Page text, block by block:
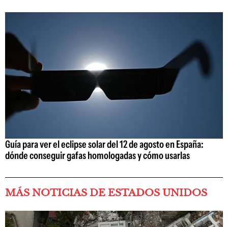
Guía para ver el eclipse solar del 12 de agosto en España:
dónde conseguir gafas homologadas y cómo usarlas
MÁS NOTICIAS DE ESTADOS UNIDOS